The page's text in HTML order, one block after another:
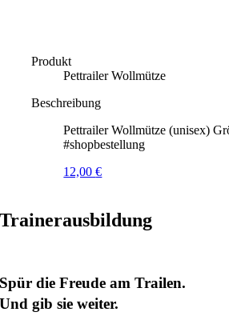
Produkt
Pettrailer Wollmütze
Beschreibung
Pettrailer Wollmütze (unisex)
#shopbestellung
12,00€
Trainerausbildung
Spür die Freude am Trailen.
Und gib sie weiter.